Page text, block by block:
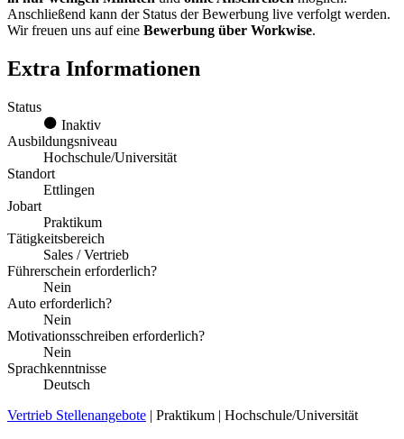
Anschließend kann der Status der Bewerbung live verfolgt werden.
Wir freuen uns auf eine Bewerbung über Workwise.
Extra Informationen
Status
Inaktiv
Ausbildungsniveau
Hochschule/Universität
Standort
Ettlingen
Jobart
Praktikum
Tätigkeitsbereich
Sales / Vertrieb
Führerschein erforderlich?
Nein
Auto erforderlich?
Nein
Motivationsschreiben erforderlich?
Nein
Sprachkenntnisse
Deutsch
Vertrieb Stellenangebote | Praktikum | Hochschule/Universität